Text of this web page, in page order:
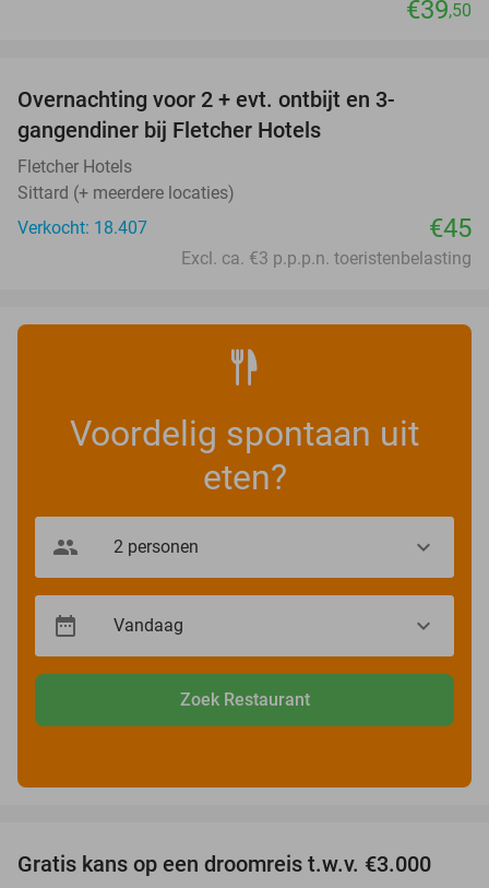
€39,50
Overnachting voor 2 + evt. ontbijt en 3-
gangendiner bij Fletcher Hotels
Fletcher Hotels
Sittard (+ meerdere locaties)
Verkocht: 18.407
€45
Excl. ca. €3 p.p.p.n. toeristenbelasting
Voordelig spontaan uit
eten?
Zoek Restaurant
Gratis kans op een droomreis t.w.v. €3.000